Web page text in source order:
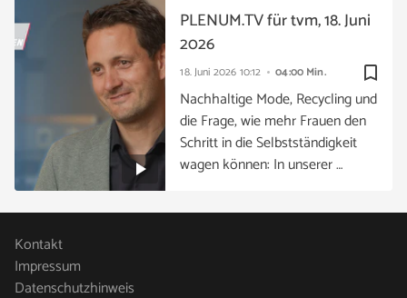
bookmark_border
18. Juni 2026 10:12 04:00 Min.
PLENUM.TV für tvm, 18. Juni
2026
Nachhaltige Mode, Recycling und
die Frage, wie mehr Frauen den
Schritt in die Selbstständigkeit
wagen können: In unserer …
Kontakt
Impressum
Datenschutzhinweis